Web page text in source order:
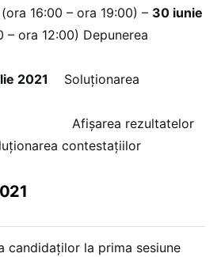
(ora 16:00 – ora 19:00) – 30 iunie
– ora 12:00) Depunerea
2021 Soluționarea
rezultatelor
contestațiilor
candidaților la prima sesiune